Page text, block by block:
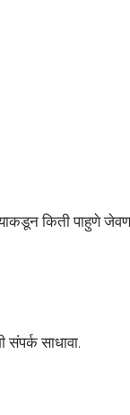
किती पाहुणे
साधावा.